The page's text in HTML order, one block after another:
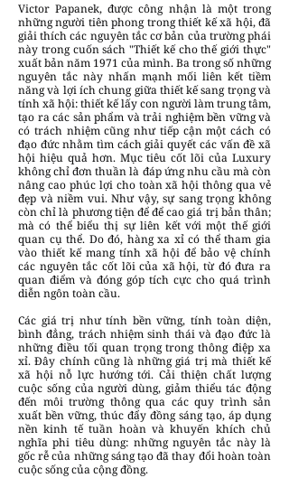
Victor Papanek, được công nhận là một trong
những người tiên phong trong thiết kế xã hội, đã
giải thích các nguyên tắc cơ bản của trường phái
này trong cuốn sách "Thiết kế cho thế giới thực"
xuất bản năm 1971 của mình. Ba trong số những
nguyên tắc này nhấn mạnh mối liên kết tiềm
năng và lợi ích chung giữa thiết kế sang trọng và
tính xã hội: thiết kế lấy con người làm trung tâm,
tạo ra các sản phẩm và trải nghiệm bền vững và
có trách nhiệm cũng như tiếp cận một cách có
đạo đức nhằm tìm cách giải quyết các vấn đề xã
hội hiệu quả hơn. Mục tiêu cốt lõi của Luxury
không chỉ đơn thuần là đáp ứng nhu cầu mà còn
nâng cao phúc lợi cho toàn xã hội thông qua vẻ
đẹp và niềm vui. Như vậy, sự sang trọng không
còn chỉ là phương tiện để để cao giá trị bản thân;
mà có thể biểu thị sự liên kết với một thế giới
quan cụ thể. Do đó, hàng xa xỉ có thể tham gia
vào thiết kế mang tính xã hội để bảo vệ chính
các nguyên tắc cốt lõi của xã hội, từ đó đưa ra
quan điểm và đóng góp tích cực cho quá trình
diễn ngôn toàn cầu.
Các giá trị như tính bền vững, tính toàn diện,
bình đẳng, trách nhiệm sinh thái và đạo đức là
những điều tối quan trọng trong thông điệp xa
xỉ. Đây chính cũng là những giá trị mà thiết kế
xã hội nỗ lực hướng tới. Cải thiện chất lượng
cuộc sống của người dùng, giảm thiểu tác động
đến môi trường thông qua các quy trình sản
xuất bền vững, thúc đẩy đồng sáng tạo, áp dụng
nền kinh tế tuần hoàn và khuyến khích chủ
nghĩa phi tiêu dùng: những nguyên tắc này là
gốc rễ của những sáng tạo đã thay đổi hoàn toàn
cuộc sống của cộng đồng.